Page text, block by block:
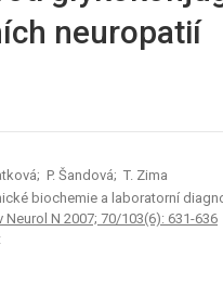
neuropatií
P. Šandová; T. Zima
biochemie a laboratorní
Neurol N 2007; 70/103(6): 631-636